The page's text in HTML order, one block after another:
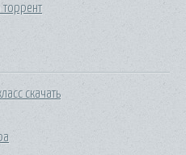
скачать